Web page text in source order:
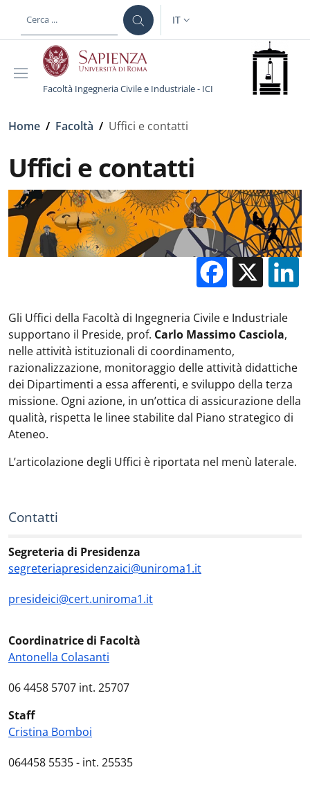
al contenuto principale
SELETTORE LINGUA:
IT
Facoltà Ingegneria Civile e Industriale - ICI
Briciole di pane
Home / Facoltà / Uffici e contatti
Uffici e contatti
X
Gli Uffici della Facoltà di Ingegneria Civile e Industriale
supportano il Preside, prof. Carlo Massimo Casciola,
nelle attività istituzionali di coordinamento,
razionalizzazione, monitoraggio delle attività didattiche
dei Dipartimenti a essa afferenti, e sviluppo della terza
missione. Ogni azione, in un’ottica di assicurazione della
qualità, rispetta le linee stabilite dal Piano strategico di
Ateneo.
L’articolazione degli Uffici è riportata nel menù laterale.
Contatti
Segreteria di Presidenza
segreteriapresidenzaici@uniroma1.it
presideici@cert.uniroma1.it
Coordinatrice di Facoltà
Antonella Colasanti
06 4458 5707 int. 25707
Staff
Cristina Bomboi
064458 5535 - int. 25535